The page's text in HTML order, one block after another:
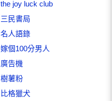
the joy luck club
三民書局
名人語錄
嫁個100分男人
廣告機
樹薯粉
比格獵犬